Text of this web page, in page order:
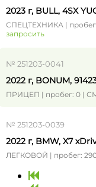
2023 г, BULL, 4SX
СПЕЦТЕХНИКА |
запросить
№ 251203-0041
2022 г, BONUM,
ПРИЦЕП | пробег: 0 |
№ 251203-0039
2022 г, BMW, X7
ЛЕГКОВОЙ | пробег: